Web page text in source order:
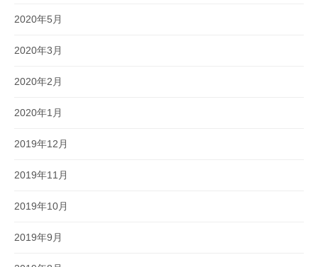
2020年5月
2020年3月
2020年2月
2020年1月
2019年12月
2019年11月
2019年10月
2019年9月